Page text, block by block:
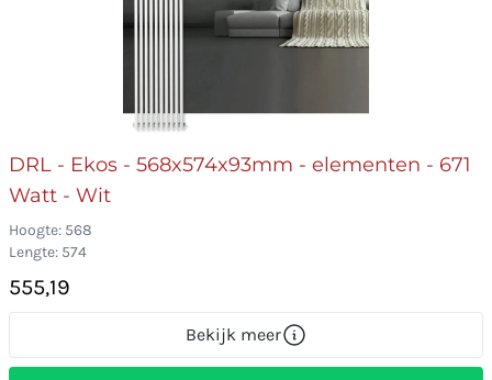
DRL - Ekos - 568x574x93mm - elementen - 671
Watt - Wit
Hoogte: 568
Lengte: 574
555,19
Bekijk meer